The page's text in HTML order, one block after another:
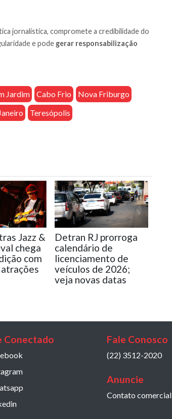
jornalística, compromete a credibilidade do
e pode gerar responsabilização
Jardim Cabo Frio
Nova Friburgo
Teresópolis
Jazz &
chega
com
Detran RJ prorroga
calendário de
licenciamento de
veículos de 2026;
veja novas datas
Conectado Fale Conosco
(22) 3512-2020
Anuncie
Contato comercial